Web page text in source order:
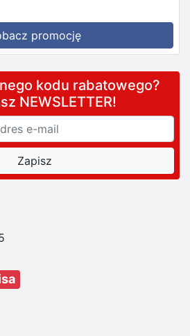
promocję
kodu rabatowego?
NEWSLETTER!